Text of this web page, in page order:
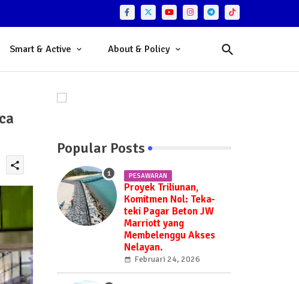
Smart & Active About & Policy
share
Popular Posts
PESAWARAN
Proyek Triliunan,
Komitmen Nol: Teka-
teki Pagar Beton JW
Marriott yang
Membelenggu Akses
Nelayan.
Februari 24, 2026